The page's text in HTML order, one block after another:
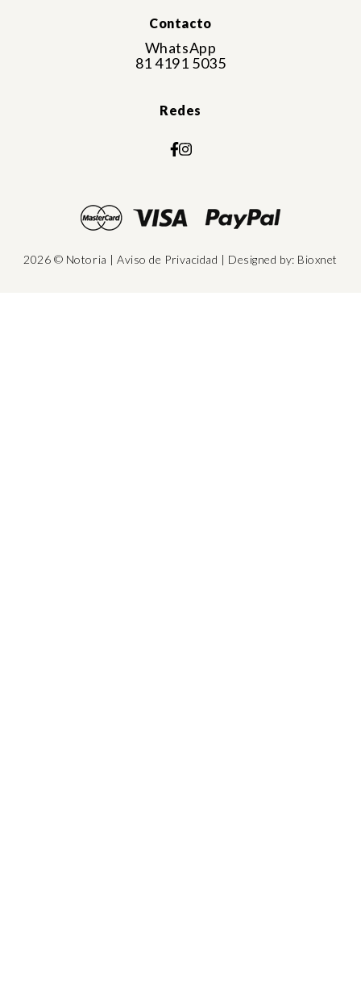
Contacto
WhatsApp
81 4191 5035
Redes
2026 © Notoria |Aviso de Privacidad | Designed by: Bioxnet